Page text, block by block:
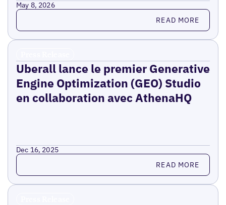
May 8, 2026
Read more READ MORE
Uberall lance le premier Generative
Engine Optimization (GEO) Studio
en collaboration avec AthenaHQ
Dec 16, 2025
Read more READ MORE